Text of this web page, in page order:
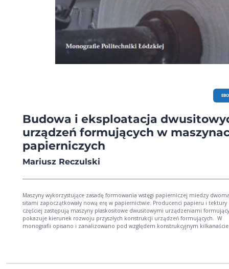
Budowa i eksploatacja
urządzeń formujących w
papierniczych
Mariusz Reczulski
Maszyny wykorzystujące zasadę formowania wstęgi papierniczej miedzy
sitami zapoczątkowały nową erę w papiernictwie. Producenci papieru i tektury
częściej zastępują maszyny płaskositowe dwusitowymi urządzeniami
pokazuje kierunek rozwoju przyszłych konstrukcji urządzeń formujących. W
monografii opisano i zanalizowano pod względem konstrukcyjnym kilkanaście
formującym i sekcją listwową (ang. roll-blade formers), urządzenia formujące z listwą